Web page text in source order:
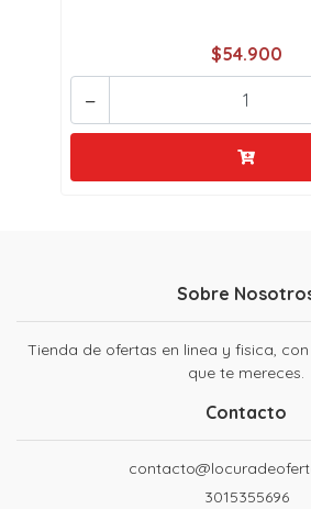
$54.900
-
Sobre
Tienda de ofertas en linea y fisica,
que te mereces.
Contacto
3015355696